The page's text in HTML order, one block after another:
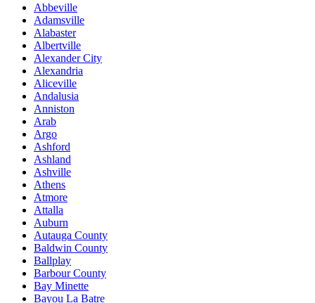
Abbeville
Adamsville
Alabaster
Albertville
Alexander City
Alexandria
Aliceville
Andalusia
Anniston
Arab
Argo
Ashford
Ashland
Ashville
Athens
Atmore
Attalla
Auburn
Autauga County
Baldwin County
Ballplay
Barbour County
Bay Minette
Bayou La Batre